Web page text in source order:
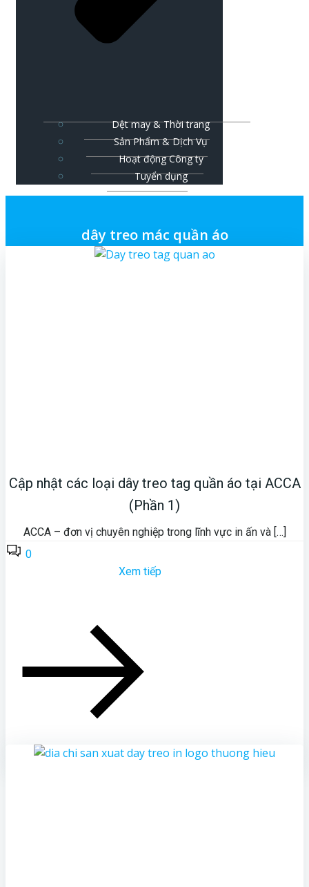
Dệt may & Thời trang
Sản Phẩm & Dịch Vụ
Hoạt động Công ty
Tuyển dụng
dây treo mác quần áo
Cập nhật các loại dây treo tag quần áo tại ACCA
(Phần 1)
ACCA – đơn vị chuyên nghiệp trong lĩnh vực in ấn và […]
0
Xem tiếp